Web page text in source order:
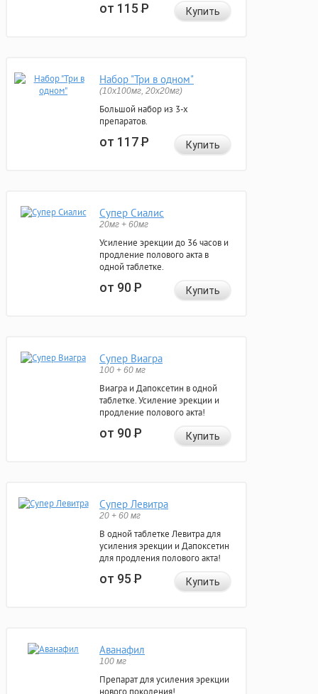
от 115Р Купить
Набор "Три в одном"
(10x100мг, 20x20мг)
Большой набор из 3-х
препаратов.
от 117Р Купить
Супер Сиалис
20мг + 60мг
Усиление эрекции до 36 часов и
продление полового акта в
одной таблетке.
от 90Р Купить
Супер Виагра
100 + 60 мг
Виагра и Дапоксетин в одной
таблетке. Усиление эрекции и
продление полового акта!
от 90Р Купить
Супер Левитра
20 + 60 мг
В одной таблетке Левитра для
усиления эрекции и Дапоксетин
для продления полового акта!
от 95Р Купить
Аванафил
100 мг
Препарат для усиления эрекции